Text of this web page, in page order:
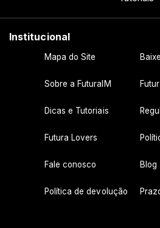
Institucional
Mapa do Site
Sobre a FuturaIM
Dicas e Tutoriais
Futura Lovers
Fale conosco Blog
Política de devolução